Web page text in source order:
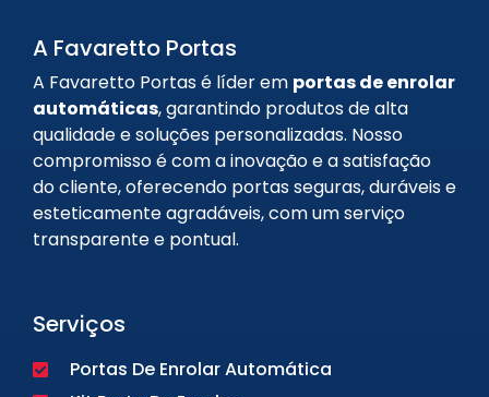
A Favaretto Portas
A Favaretto Portas é líder em portas de enrolar
automáticas, garantindo produtos de alta
qualidade e soluções personalizadas. Nosso
compromisso é com a inovação e a satisfação
do cliente, oferecendo portas seguras, duráveis e
esteticamente agradáveis, com um serviço
transparente e pontual.
Serviços
Portas De Enrolar Automática